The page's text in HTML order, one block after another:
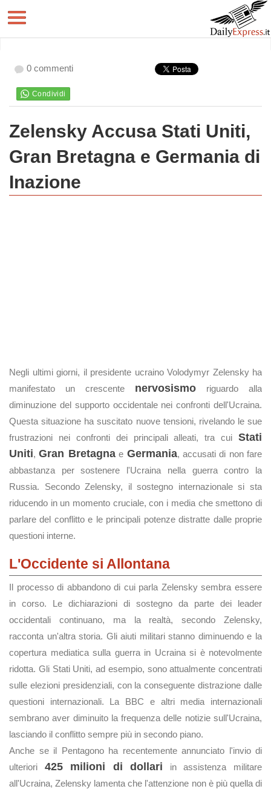
0 commenti
Zelensky Accusa Stati Uniti,
Gran Bretagna e Germania di
Inazione
Negli ultimi giorni, il presidente ucraino Volodymyr Zelensky ha
manifestato un crescente nervosismo riguardo alla
diminuzione del supporto occidentale nei confronti dell'Ucraina.
Questa situazione ha suscitato nuove tensioni, rivelando le sue
frustrazioni nei confronti dei principali alleati, tra cui Stati
Uniti,Gran Bretagnae Germania, accusati di non fare
abbastanza per sostenere l'Ucraina nella guerra contro la
Russia. Secondo Zelensky, il sostegno internazionale si sta
riducendo in un momento cruciale, con i media che smettono di
parlare del conflitto e le principali potenze distratte dalle proprie
questioni interne.
L'Occidente si Allontana
Il processo di abbandono di cui parla Zelensky sembra essere
in corso. Le dichiarazioni di sostegno da parte dei leader
occidentali continuano, ma la realtà, secondo Zelensky,
racconta un'altra storia. Gli aiuti militari stanno diminuendo e la
copertura mediatica sulla guerra in Ucraina si è notevolmente
ridotta. Gli Stati Uniti, ad esempio, sono attualmente concentrati
sulle elezioni presidenziali, con la conseguente distrazione dalle
questioni internazionali. La BBC e altri media internazionali
sembrano aver diminuito la frequenza delle notizie sull'Ucraina,
lasciando il conflitto sempre più in secondo piano.
Anche se il Pentagono ha recentemente annunciato l'invio di
ulteriori 425 milioni di dollari in assistenza militare
all'Ucraina, Zelensky lamenta che l'attenzione non è più quella di